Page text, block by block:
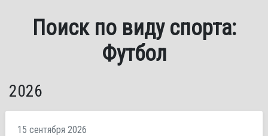
Поиск по виду спорта:
Футбол
2026
15 сентября 2026